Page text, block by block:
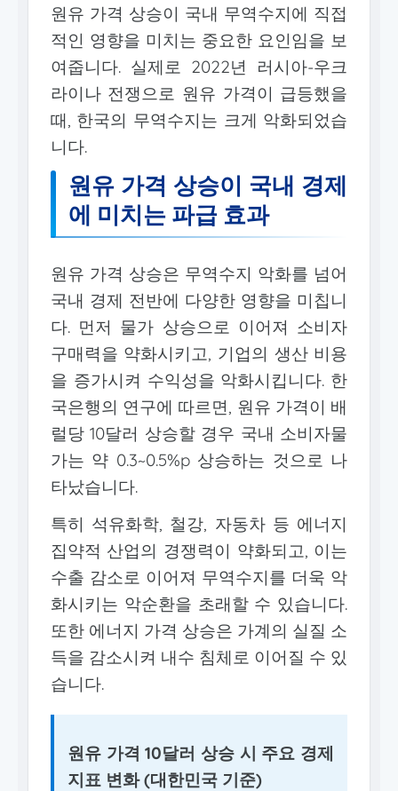
원유 가격 상승이 국내 무역수지에 직접
적인 영향을 미치는 중요한 요인임을 보
여줍니다. 실제로 2022년 러시아-우크
라이나 전쟁으로 원유 가격이 급등했을
때, 한국의 무역수지는 크게 악화되었습
니다.
원유 가격 상승이 국내 경제
에 미치는 파급 효과
원유 가격 상승은 무역수지 악화를 넘어
국내 경제 전반에 다양한 영향을 미칩니
다. 먼저 물가 상승으로 이어져 소비자
구매력을 약화시키고, 기업의 생산 비용
을 증가시켜 수익성을 악화시킵니다. 한
국은행의 연구에 따르면, 원유 가격이 배
럴당 10달러 상승할 경우 국내 소비자물
가는 약 0.3~0.5%p 상승하는 것으로 나
타났습니다.
특히 석유화학, 철강, 자동차 등 에너지
집약적 산업의 경쟁력이 약화되고, 이는
수출 감소로 이어져 무역수지를 더욱 악
화시키는 악순환을 초래할 수 있습니다.
또한 에너지 가격 상승은 가계의 실질 소
득을 감소시켜 내수 침체로 이어질 수 있
습니다.
원유 가격 10달러 상승 시 주요 경제
지표 변화 (대한민국 기준)